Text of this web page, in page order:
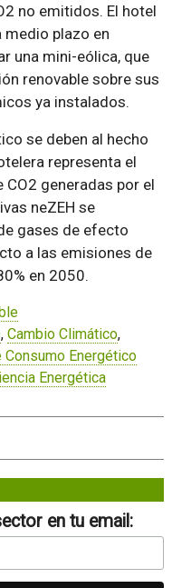
no emitidos. El hotel
plazo en
una mini-eólica, que
renovable sobre sus
ya instalados.
se deben al hecho
representa el
generadas por el
neZEH se
gases de efecto
a las emisiones de
en 2050.
, Cambio Climático,
Consumo Energético
Energética
en tu email: